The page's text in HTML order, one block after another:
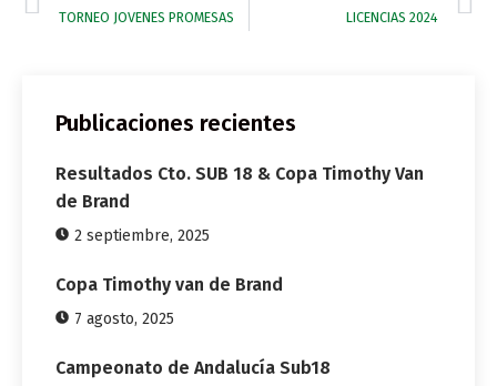
TORNEO JOVENES PROMESAS LICENCIAS 2024
Publicaciones recientes
Resultados Cto. SUB 18 & Copa Timothy Van
de Brand
2 septiembre, 2025
Copa Timothy van de Brand
7 agosto, 2025
Campeonato de Andalucía Sub18